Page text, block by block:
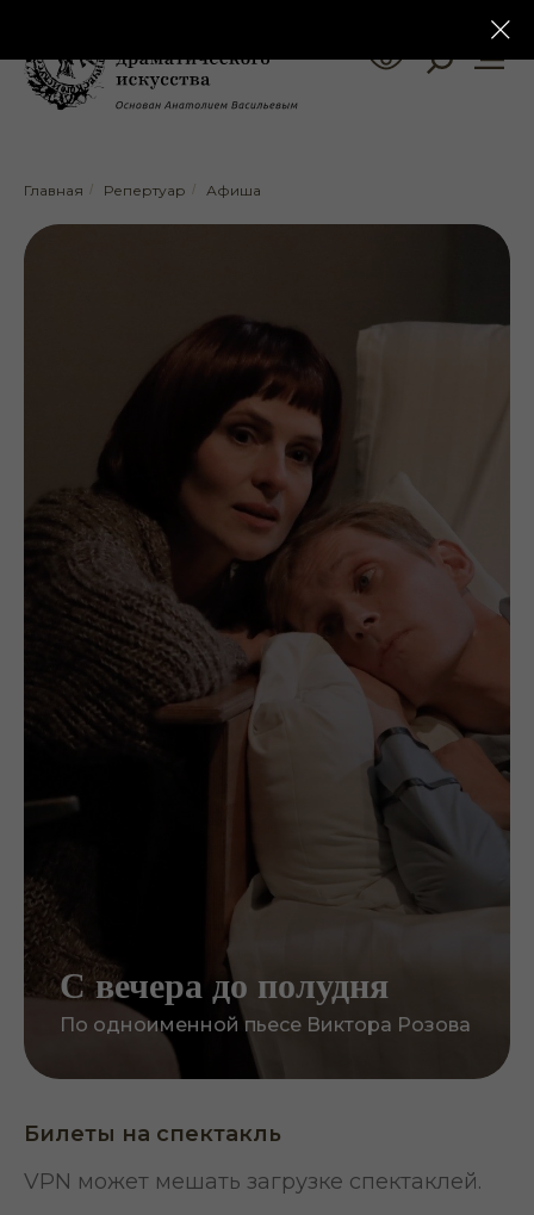
Главная / Репертуар / Афиша
С вечера до полудня
По одноименной пьесе Виктора Розова
Билеты на спектакль
VPN может мешать загрузке спектаклей.